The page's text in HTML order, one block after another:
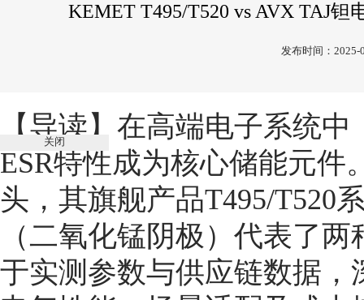
KEMET T495/T520 vs AVX TAJ
发布时间：2025-
【导读】 在高端电子系统中
ESR特性成为核心储能元
头，其旗舰产品T495/T520
（二氧化锰阴极）代表了
于实测参数与供应链数据
关闭